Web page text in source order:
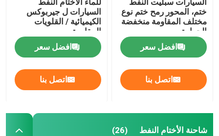
ختم، المحور رمح ختم نوع
مختلف المقاومة منخفضة
الحرارة
افضل سعر
اتصل بنا
السيارات ل جيربوكس
الكيميائية / القلويات
المقاومة
افضل سعر
اتصل بنا
شاحنة الأختام النفط (26)